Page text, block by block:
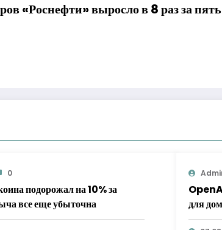
«Роснефти» выросло в 8 раз за
0
подорожал на 10% за
все еще убыточна
для